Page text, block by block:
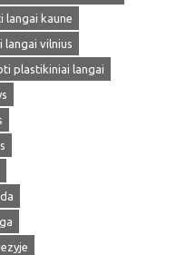
langai kaune
langai vilnius
plastikiniai langai